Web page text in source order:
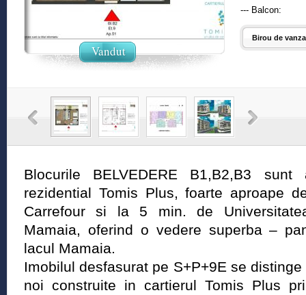
Vandut
--- Balcon:
Birou de
Blocurile BELVEDERE B1,B2,B3
rezidential Tomis Plus, foarte aproape
Carrefour si la 5 min. de
Mamaia, oferind o vedere superba –
lacul Mamaia.
Imobilul desfasurat pe S+P+9E se
noi construite in cartierul Tomis Plus